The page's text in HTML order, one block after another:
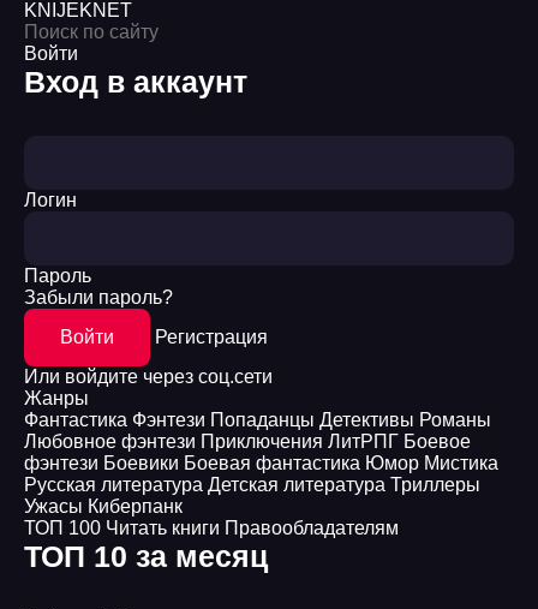
KNIJEKNET
Войти
Вход в аккаунт
Логин
Пароль
Забыли пароль?
Войти
Регистрация
Или войдите через соц.сети
Жанры
Фантастика Фэнтези Попаданцы Детективы Романы
Любовное фэнтези Приключения ЛитРПГ Боевое
фэнтези Боевики Боевая фантастика Юмор Мистика
Русская литература Детская литература Триллеры
Ужасы Киберпанк
ТОП 100 Читать книги Правообладателям
ТОП 10 за месяц